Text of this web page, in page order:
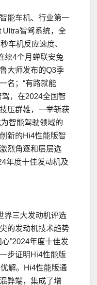
能车机、行业第一
Ultra智驾系统，全
车机反应速度、
续4个月蝉联安兔
大师发布的Q3季
名；“有路就能
，在2024全国智
压群雄，一举斩获
智能驾驶领域的
新的Hi4性能版智
烈角逐和层层选
年度十佳发动机及
界三大发动机评选
的发动机技术趋势
”2024年度十佳发
步证明Hi4性能版
解。Hi4性能版通
弊端，集成了增